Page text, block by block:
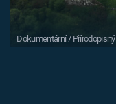
Dokumentární / Přírodopisný